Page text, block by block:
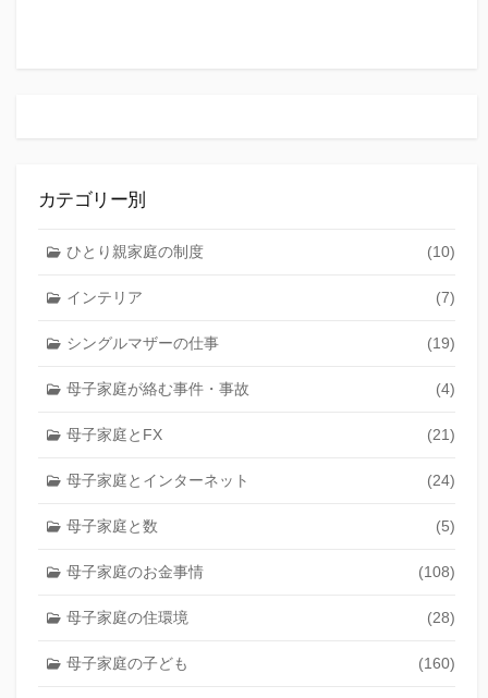
カテゴリー別
ひとり親家庭の制度 (10)
インテリア (7)
シングルマザーの仕事 (19)
母子家庭が絡む事件・事故 (4)
母子家庭とFX (21)
母子家庭とインターネット (24)
母子家庭と数 (5)
母子家庭のお金事情 (108)
母子家庭の住環境 (28)
母子家庭の子ども (160)